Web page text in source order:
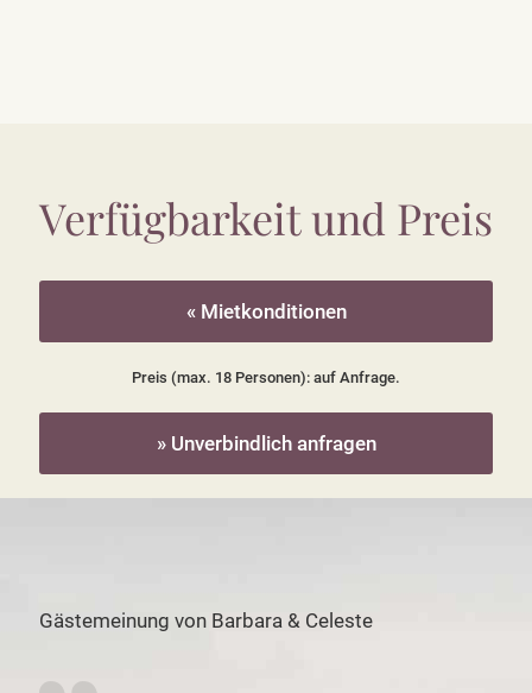
Verfügbarkeit und Preis
« Mietkonditionen
Preis (max. 18 Personen): auf Anfrage.
» Unverbindlich anfragen
Gästemeinung von Barbara & Celeste